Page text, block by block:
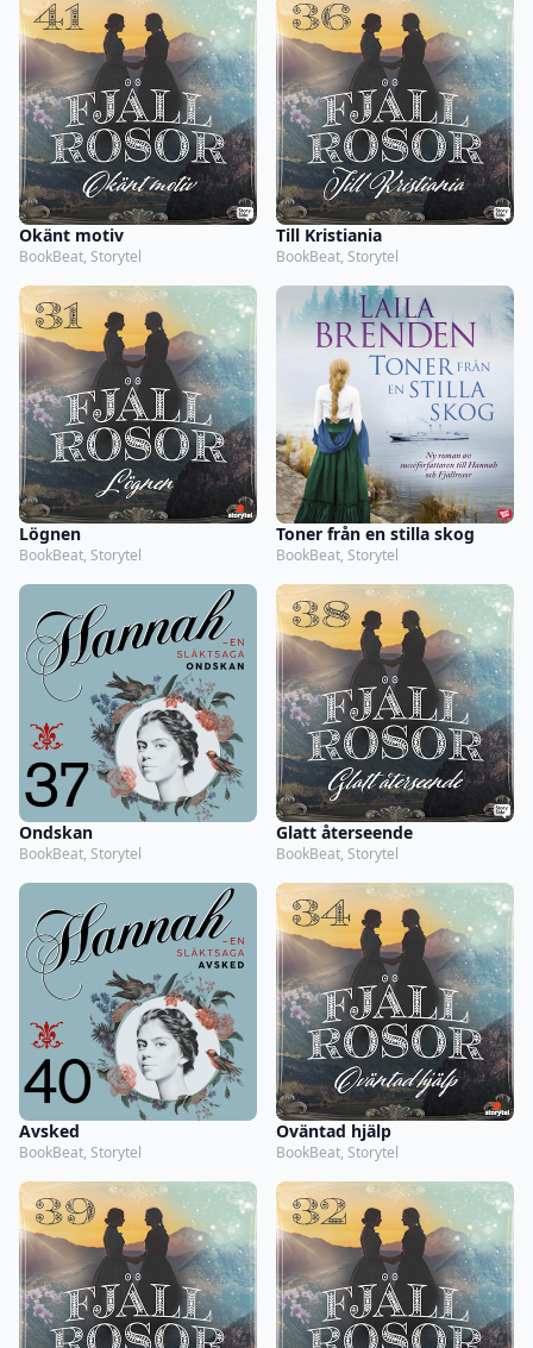
Okänt motiv
BookBeat, Storytel
Till Kristiania
BookBeat, Storytel
Lögnen
BookBeat, Storytel
Toner från en stilla skog
BookBeat, Storytel
Ondskan
BookBeat, Storytel
Glatt återseende
BookBeat, Storytel
Avsked
BookBeat, Storytel
Oväntad hjälp
BookBeat, Storytel